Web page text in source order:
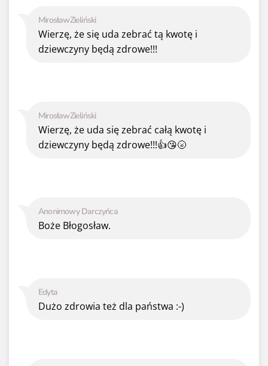
Edyta
Dużo zdrowia też dla państwa :⁠-⁠)
Anonimowy Darczyńca
Boże Błogosław.
MirosławZieliński
Wierzę, że uda się zebrać całą kwotę i
dziewczyny będą zdrowe!!!👍😘🌝
MirosławZieliński
Wierzę, że się uda zebrać tą kwotę i
dziewczyny będą zdrowe!!!